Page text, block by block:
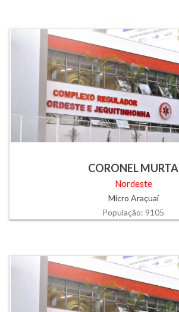
CORONEL MURTA
Nordeste
Micro Araçuaí
População: 9105